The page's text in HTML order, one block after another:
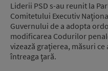
Liderii PSD s-au reunit la
Comitetului Executiv
Guvernului de a adopta
modificarea Codurilor
vizează graţierea, măsuri
întreaga ţară.